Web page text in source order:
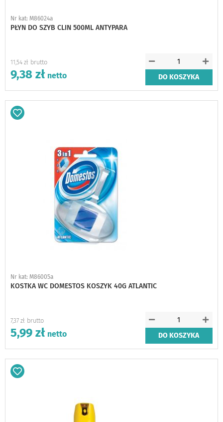
Nr kat: M86024a
PŁYN DO SZYB CLIN 500ML ANTYPARA
11,54 zł
9,38 zł DO KOSZYKA
Dodaj
Nr kat: M86005a
KOSTKA WC DOMESTOS KOSZYK 40G ATLANTIC
7,37 zł
5,99 zł DO KOSZYKA
Dodaj